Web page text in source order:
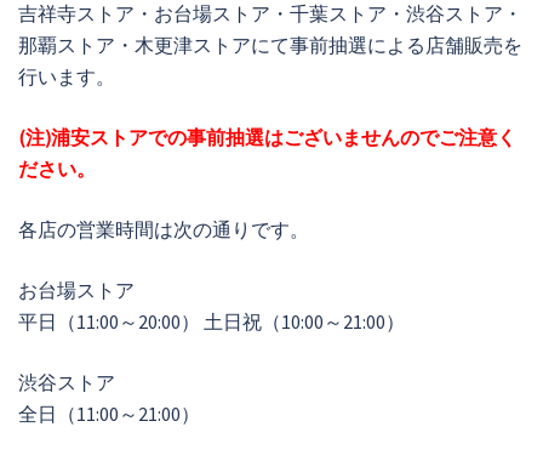
吉祥寺ストア・お台場ストア・千葉ストア・渋谷ストア・
那覇ストア・木更津ストアにて事前抽選による店舗販売を
行います。
(注)浦安ストアでの事前抽選はございませんのでご注意く
ださい。
各店の営業時間は次の通りです。
お台場ストア
平日（11:00～20:00） 土日祝（10:00～21:00）
渋谷ストア
全日（11:00～21:00）